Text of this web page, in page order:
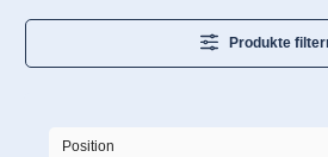
Produkte